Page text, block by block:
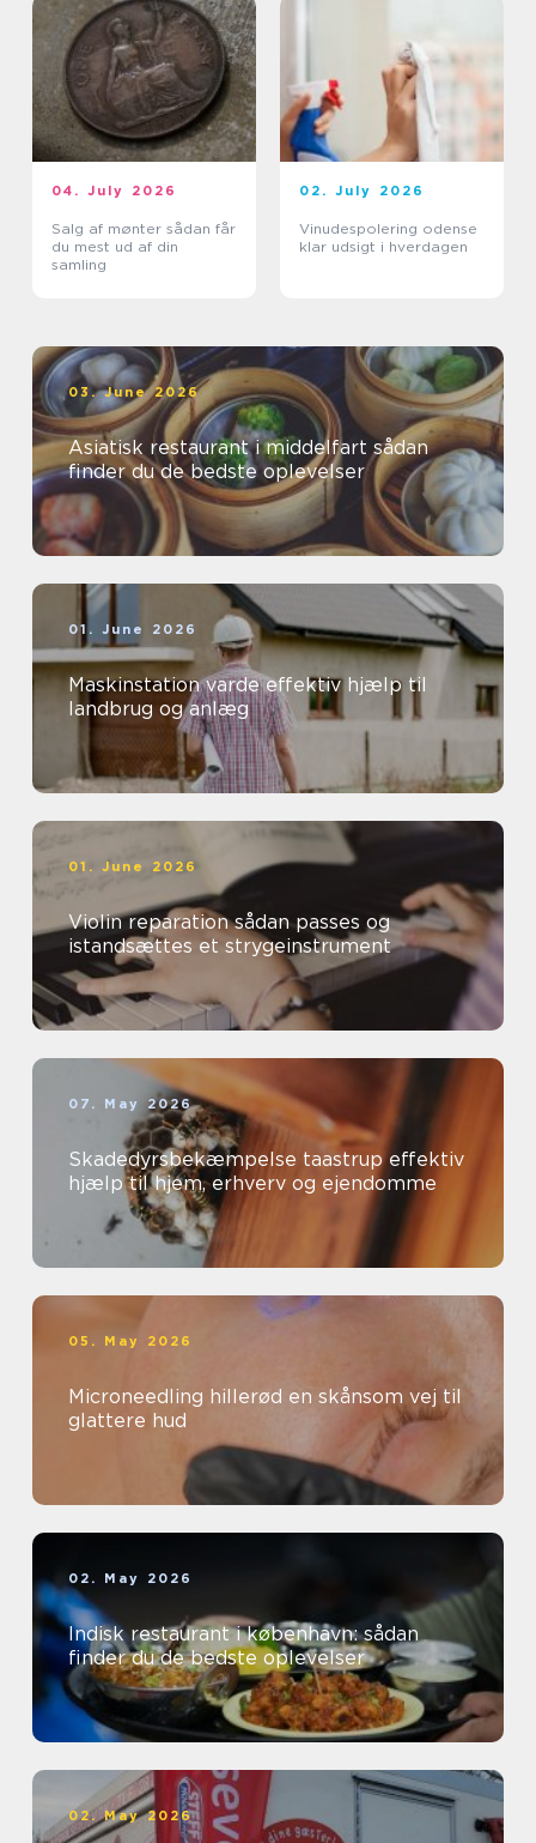
04. July 2026
Salg af mønter sådan får
du mest ud af din
samling
02. July 2026
Vinudespolering odense
klar udsigt i hverdagen
03. June 2026
Asiatisk restaurant i middelfart sådan
finder du de bedste oplevelser
01. June 2026
Maskinstation varde effektiv hjælp til
landbrug og anlæg
01. June 2026
Violin reparation sådan passes og
istandsættes et strygeinstrument
07. May 2026
Skadedyrsbekæmpelse taastrup effektiv
hjælp til hjem, erhverv og ejendomme
05. May 2026
Microneedling hillerød en skånsom vej til
glattere hud
02. May 2026
Indisk restaurant i københavn: sådan
finder du de bedste oplevelser
02. May 2026